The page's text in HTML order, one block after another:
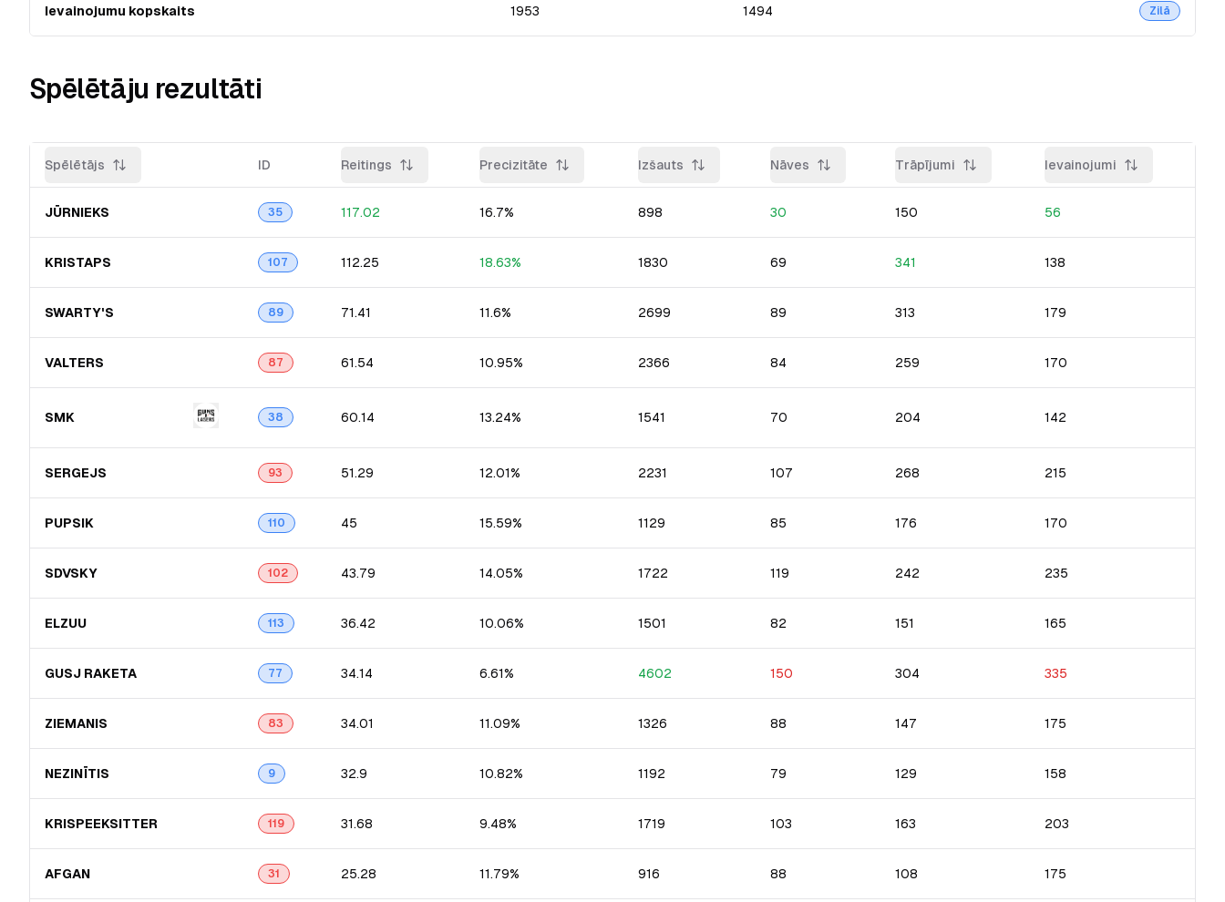
Ievainojumu kopskaits 1953 1494 Zilā
Spēlētāju rezultāti
Spēlētājs ID Reitings Precizitāte Izšauts Nāves Trāpījumi Ievainojumi
JŪRNIEKS 35 117.02 16.7% 898 30 150 56
KRISTAPS 107 112.25 18.63% 1830 69 341 138
SWARTY'S 89 71.41 11.6% 2699 89 313 179
VALTERS 87 61.54 10.95% 2366 84 259 170
SMK 38 60.14 13.24% 1541 70 204 142
SERGEJS 93 51.29 12.01% 2231 107 268 215
PUPSIK 110 45 15.59% 1129 85 176 170
SDVSKY 102 43.79 14.05% 1722 119 242 235
ELZUU 113 36.42 10.06% 1501 82 151 165
GUSJ RAKETA 77 34.14 6.61% 4602 150 304 335
ZIEMANIS 83 34.01 11.09% 1326 88 147 175
NEZINĪTIS 9 32.9 10.82% 1192 79 129 158
KRISPEEKSITT​ER 119 31.68 9.48% 1719 103 163 203
AFGAN 31 25.28 11.79% 916 88 108 175